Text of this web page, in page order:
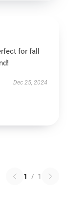
for fall
Dec 25, 2024
1 / 1